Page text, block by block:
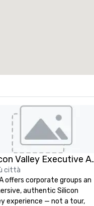
Silicon
città
offers corporate groups an
authentic Silicon
experience — not a tour,